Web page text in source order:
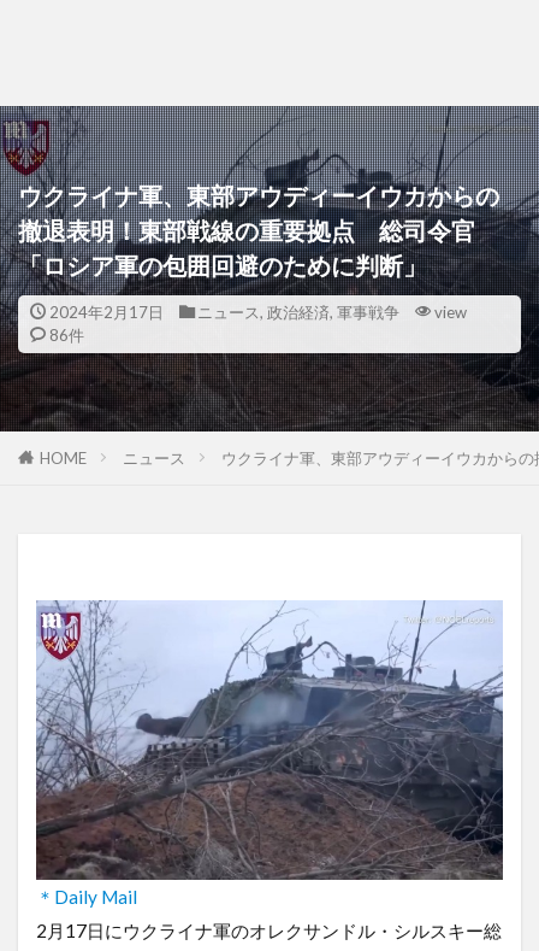
ウクライナ軍、東部アウディーイウカからの
撤退表明！東部戦線の重要拠点 総司令官
「ロシア軍の包囲回避のために判断」
2024年2月17日 ニュース, 政治経済, 軍事戦争
view
86件
HOME ニュース ウクライナ軍、東部アウディーイウカから
＊Daily Mail
2月17日にウクライナ軍のオレクサンドル・シルスキー総